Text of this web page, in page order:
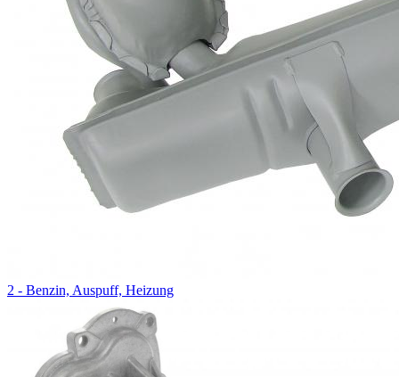
2 - Benzin, Auspuff, Heizung